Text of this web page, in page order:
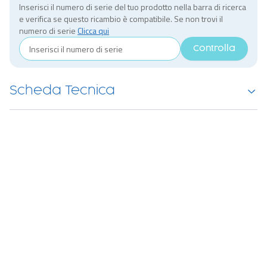
Inserisci il numero di serie del tuo prodotto nella barra di ricerca
e verifica se questo ricambio è compatibile. Se non trovi il
numero di serie Clicca qui
Controlla
Scheda Tecnica